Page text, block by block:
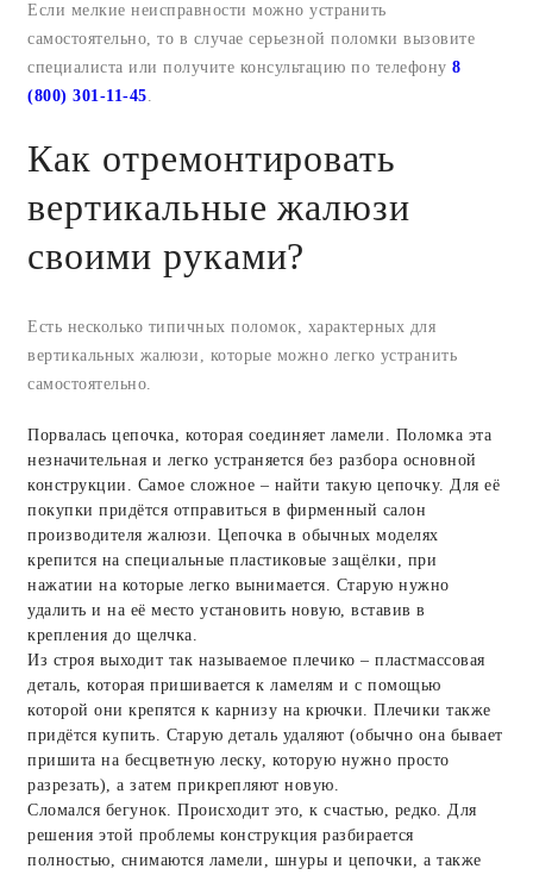
Если мелкие неисправности можно устранить
самостоятельно, то в случае серьезной поломки вызовите
специалиста или получите консультацию по телефону 8
(800) 301-11-45.
Как отремонтировать
вертикальные жалюзи
своими руками?
Есть несколько типичных поломок, характерных для
вертикальных жалюзи, которые можно легко устранить
самостоятельно.
Порвалась цепочка, которая соединяет ламели. Поломка эта
незначительная и легко устраняется без разбора основной
конструкции. Самое сложное – найти такую цепочку. Для её
покупки придётся отправиться в фирменный салон
производителя жалюзи. Цепочка в обычных моделях
крепится на специальные пластиковые защёлки, при
нажатии на которые легко вынимается. Старую нужно
удалить и на её место установить новую, вставив в
крепления до щелчка.
Из строя выходит так называемое плечико – пластмассовая
деталь, которая пришивается к ламелям и с помощью
которой они крепятся к карнизу на крючки. Плечики также
придётся купить. Старую деталь удаляют (обычно она бывает
пришита на бесцветную леску, которую нужно просто
разрезать), а затем прикрепляют новую.
Сломался бегунок. Происходит это, к счастью, редко. Для
решения этой проблемы конструкция разбирается
полностью, снимаются ламели, шнуры и цепочки, а также